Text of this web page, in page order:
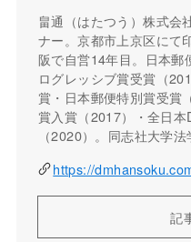
畠通（はたつう）株式会
ナー。京都市上京区にて
阪で自営14年目。日本
ログレッシブ賞受賞（
賞・日本郵便特別賞受賞
賞入賞（2017）・全日
（2020）。同志社大学法
https://
記